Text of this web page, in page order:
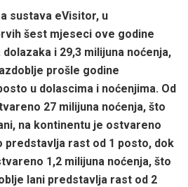
sustava eVisitor, u
šest mjeseci ove godine
i 29,3 milijuna noćenja,
prošle godine
u dolascima i noćenjima. Od
27 milijuna noćenja, što
na kontinentu je ostvareno
predstavlja rast od 1 posto, dok
1,2 milijuna noćenja, što
lani predstavlja rast od 2